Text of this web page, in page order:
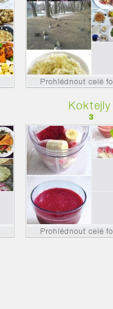
Prohlédnout celé
Koktejly
3
Prohlédnout celé